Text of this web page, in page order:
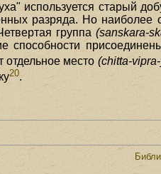
используется старый
разряда. Но
группа (sanskara-
способности
отдельное место (chitta-
20.